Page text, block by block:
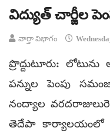
విద్యుత్ చార్జీల
వార్తా విభాగం
ప్రొద్దుటూరు: లోటును
పన్నుల పెంపు
నంద్యాల
తెదేపా కార్యాలయంలో